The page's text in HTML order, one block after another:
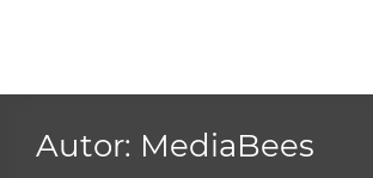
Autor: MediaBees